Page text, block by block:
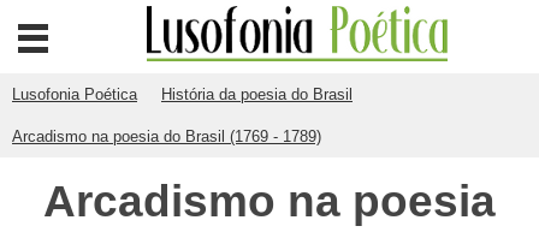
Lusofonia Poética História da poesia do Brasil
Arcadismo na poesia do Brasil (1769 - 1789)
Arcadismo na poesia